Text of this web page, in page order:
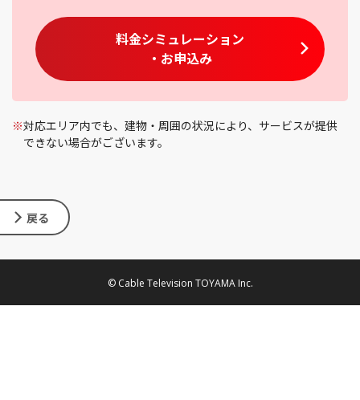
料金シミュレーション
・お申込み
※対応エリア内でも、建物・周囲の状況により、サービスが提供
できない場合がございます。
戻る
© Cable Television TOYAMA Inc.